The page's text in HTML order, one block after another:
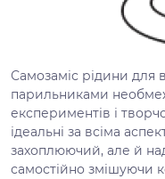
Самозаміс рідини для
парильниками
експериментів і
ідеальні за всіма
захоплюючий, але й
самостійно змішуючи